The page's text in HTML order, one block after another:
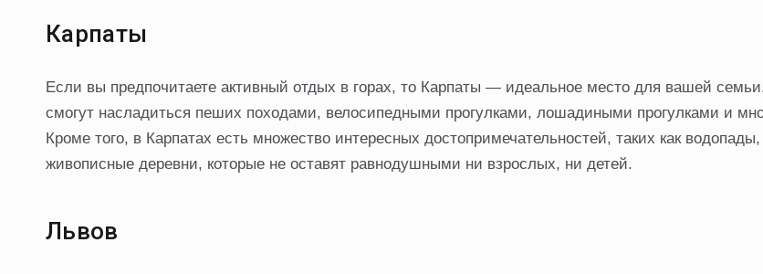
Карпаты
Если вы предпочитаете активный отдых в горах, то Карпаты — идеальное место для вашей
смогут насладиться пеших походами, велосипедными прогулками, лошадиными прогулками и
Кроме того, в Карпатах есть множество интересных достопримечательностей, таких как
живописные деревни, которые не оставят равнодушными ни взрослых, ни детей.
Львов